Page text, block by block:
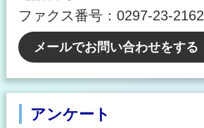
ファクス番号：0297-23-2162
メールでお問い合わせをする
アンケート